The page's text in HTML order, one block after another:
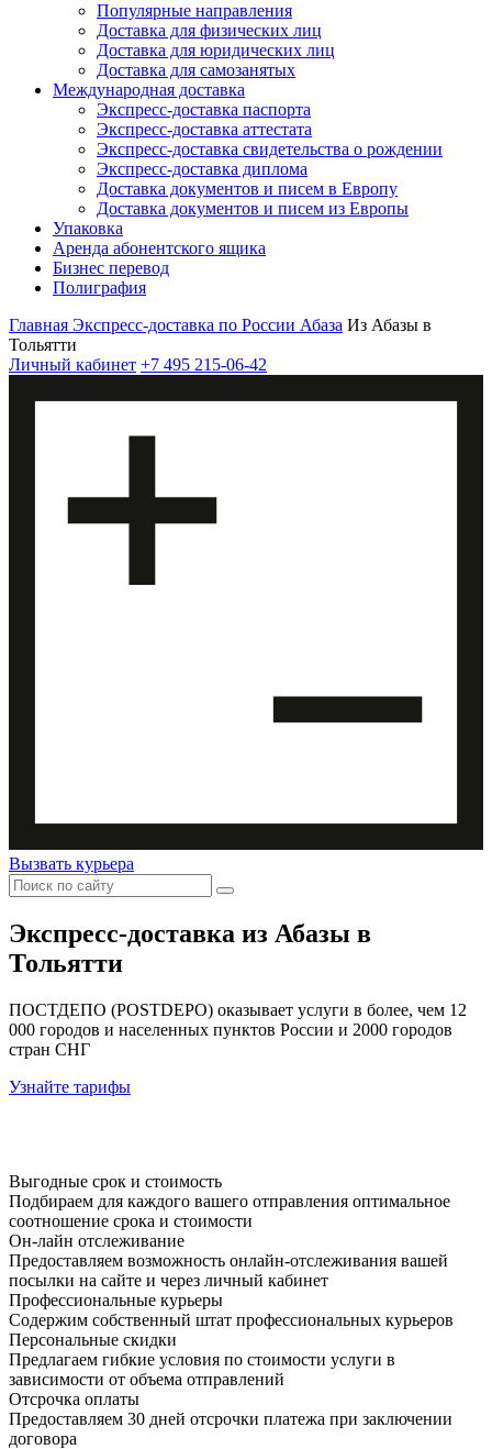
Популярные направления
Доставка для физических лиц
Доставка для юридических лиц
Доставка для самозанятых
Международная доставка
Экспресс-доставка паспорта
Экспресс-доставка аттестата
Экспресс-доставка свидетельства о рождении
Экспресс-доставка диплома
Доставка документов и писем в Европу
Доставка документов и писем из Европы
Упаковка
Аренда абонентского ящика
Бизнес перевод
Полиграфия
Главная Экспресс-доставка по России Абаза Из Абазы в
Тольятти
Личный кабинет +7 495 215-06-42
Вызвать курьера
Экспресс-доставка из Абазы в
Тольятти
ПОСТДЕПО (POSTDEPO) оказывает услуги в более, чем 12
000 городов и населенных пунктов России и 2000 городов
стран СНГ
Узнайте тарифы
Выгодные срок и стоимость
Подбираем для каждого вашего отправления оптимальное
соотношение срока и стоимости
Он-лайн отслеживание
Предоставляем возможность онлайн-отслеживания вашей
посылки на сайте и через личный кабинет
Профессиональные курьеры
Содержим собственный штат профессиональных курьеров
Персональные скидки
Предлагаем гибкие условия по стоимости услуги в
зависимости от объема отправлений
Отсрочка оплаты
Предоставляем 30 дней отсрочки платежа при заключении
договора